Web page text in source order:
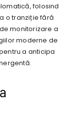
folosind
o tranziție fără
monitorizare a
moderne de
a anticipa